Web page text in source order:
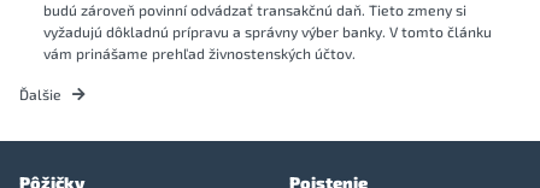
budú zároveň povinní odvádzať transakčnú daň. Tieto zmeny si
vyžadujú dôkladnú prípravu a správny výber banky. V tomto článku
vám prinášame prehľad živnostenských účtov.
Ďalšie
Pôžičky Poistenie